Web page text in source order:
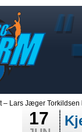
– Lars Jæger Torkildsen
17